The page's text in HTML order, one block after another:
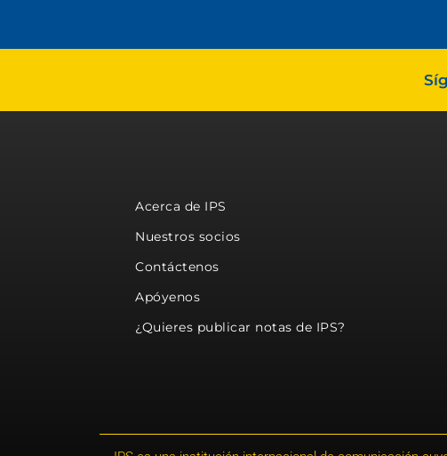
Acerca de IPS
Nuestros socios
Contáctenos
Apóyenos
¿Quieres publicar notas de IPS?